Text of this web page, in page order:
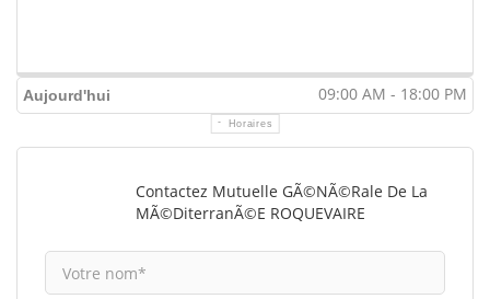
Aujourd'hui 09:00 AM - 18:00 PM
Horaires
Contactez Mutuelle GÃ©nÃ©rale De La
MÃ©diterranÃ©e ROQUEVAIRE